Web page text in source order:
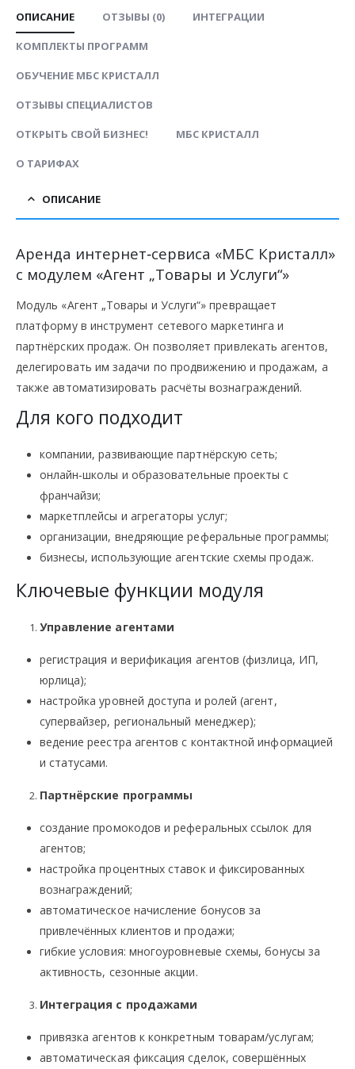
ОПИСАНИЕ ОТЗЫВЫ (0) ИНТЕГРАЦИИ
КОМПЛЕКТЫ ПРОГРАММ
ОБУЧЕНИЕ МБС КРИСТАЛЛ
ОТЗЫВЫ СПЕЦИАЛИСТОВ
ОТКРЫТЬ СВОЙ БИЗНЕС! МБС КРИСТАЛЛ
О ТАРИФАХ
ОПИСАНИЕ
Аренда интернет‑сервиса «МБС Кристалл»
с модулем «Агент „Товары и Услуги“»
Модуль «Агент „Товары и Услуги“» превращает
платформу в инструмент сетевого маркетинга и
партнёрских продаж. Он позволяет привлекать агентов,
делегировать им задачи по продвижению и продажам, а
также автоматизировать расчёты вознаграждений.
Для кого подходит
компании, развивающие партнёрскую сеть;
онлайн‑школы и образовательные проекты с
франчайзи;
маркетплейсы и агрегаторы услуг;
организации, внедряющие реферальные программы;
бизнесы, использующие агентские схемы продаж.
Ключевые функции модуля
Управление агентами
регистрация и верификация агентов (физлица, ИП,
юрлица);
настройка уровней доступа и ролей (агент,
супервайзер, региональный менеджер);
ведение реестра агентов с контактной информацией
и статусами.
Партнёрские программы
создание промокодов и реферальных ссылок для
агентов;
настройка процентных ставок и фиксированных
вознаграждений;
автоматическое начисление бонусов за
привлечённых клиентов и продажи;
гибкие условия: многоуровневые схемы, бонусы за
активность, сезонные акции.
Интеграция с продажами
привязка агентов к конкретным товарам/услугам;
автоматическая фиксация сделок, совершённых